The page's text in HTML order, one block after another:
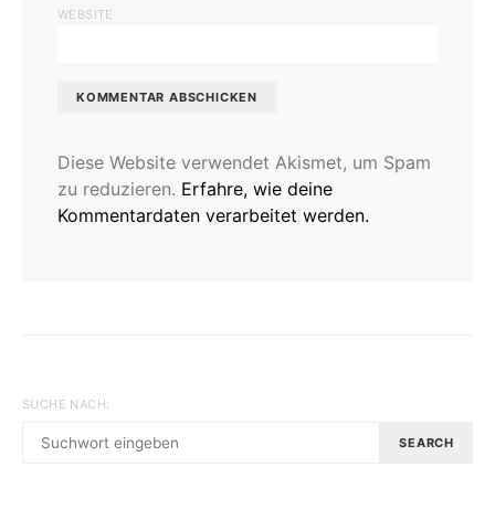
WEBSITE
Diese Website verwendet Akismet, um Spam
zu reduzieren. Erfahre, wie deine
Kommentardaten verarbeitet werden.
SUCHE NACH:
SEARCH